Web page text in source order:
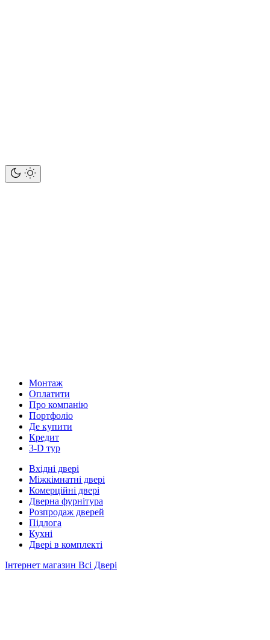
Монтаж
Оплатити
Про компанію
Портфоліо
Де купити
Кредит
3-D тур
Вхідні двері
Міжкімнатні двері
Комерційні двері
Дверна фурнітура
Розпродаж дверей
Підлога
Кухні
Двері в комплекті
Інтернет магазин Всі Двері